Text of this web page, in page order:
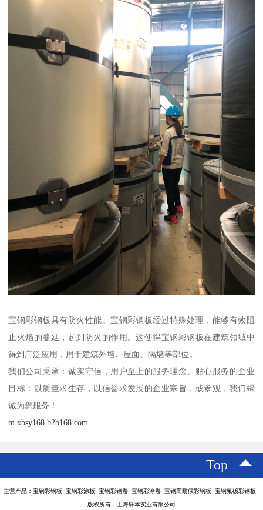
宝钢彩钢板具有防火性能。宝钢彩钢板经过特殊处理，能够有效阻
止火焰的蔓延，起到防火的作用。这使得宝钢彩钢板在建筑领域中
得到广泛应用，用于建筑外墙、屋面、隔墙等部位。
我们公司秉承：诚实守信，用户至上的服务理念。贴心服务的企业
目标：以质量求生存，以信誉求发展的企业宗旨，或参观，我们竭
诚为您服务！
m.xbsy168.b2b168.com
Top
主营产品：宝钢彩钢板 宝钢彩涂板 宝钢彩钢卷 宝钢彩涂卷 宝钢高耐候彩钢板 宝钢氟碳彩钢板
版权所有：上海轩本实业有限公司